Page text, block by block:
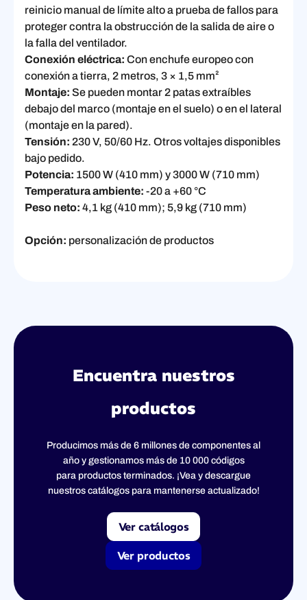
reinicio manual de límite alto a prueba de fallos para
proteger contra la obstrucción de la salida de aire o
la falla del ventilador.
Conexión eléctrica: Con enchufe europeo con
conexión a tierra, 2 metros, 3 × 1,5 mm²
Montaje: Se pueden montar 2 patas extraíbles
debajo del marco (montaje en el suelo) o en el lateral
(montaje en la pared).
Tensión: 230 V, 50/60 Hz. Otros voltajes disponibles
bajo pedido.
Potencia: 1500 W (410 mm) y 3000 W (710 mm)
Temperatura ambiente: -20 a +60 °C
Peso neto: 4,1 kg (410 mm); 5,9 kg (710 mm)
Opción: personalización de productos
Encuentra nuestros
productos
Producimos más de 6 millones de componentes al
año y gestionamos más de 10 000 códigos
para productos terminados. ¡Vea y descargue
nuestros catálogos para mantenerse actualizado!
Ver catálogos
Ver productos